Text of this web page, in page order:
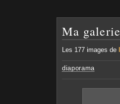
Ma galerie
Les 177 images de
diaporama